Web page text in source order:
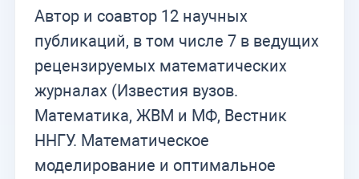
Автор и соавтор 12 научных
публикаций, в том числе 7 в ведущих
рецензируемых математических
журналах (Известия вузов.
Математика, ЖВМ и МФ, Вестник
ННГУ. Математическое
моделирование и оптимальное